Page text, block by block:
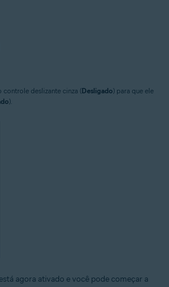
controle deslizante cinza (Desligado) para que ele
).
agora ativado e você pode começar a